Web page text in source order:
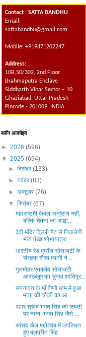
Contact : SATTA BANDHU
Email:
sattabandhu@gmail.com
Mobile: +919871202247
Address:
10B,50/302, 2nd Floor
Brahmaputra Enclave
Siddharth Vihar Sector – 10
Ghaziabad, Uttar Pradesh
Pincode - 201009, INDIA
ब्लॉग आर्काइव
► 2026 (596)
▼ 2025 (694)
► दिसंबर(133)
► नवंबर(83)
► अक्टूबर(76)
▼ सितंबर(67)
महाअष्टमी केवल अनुष्ठान नहीं,
बल्कि चेतना का आह्वा...
देवी मंदिर दिल्ली गेट से निकलेगी
भव्य पंखा शोभायात्रा
भारतीय रेड क्रॉस सोसायटी के
संरक्षक गौरव त्यागी ने...
गुलमोहर एनक्लेव सोसायटी
आरडब्लूए का चुनाव शांतिपूर...
सपनावत के माँ वैष्णो धाम में हुआ
माता की चौकी का आ...
अमर शहीद भगत सिंह की जयंती
पर नमन, भगत सिंह जैसे ...
सांसद खेल महोत्सव में उपस्थित
हुए बलप्रीत सिंह